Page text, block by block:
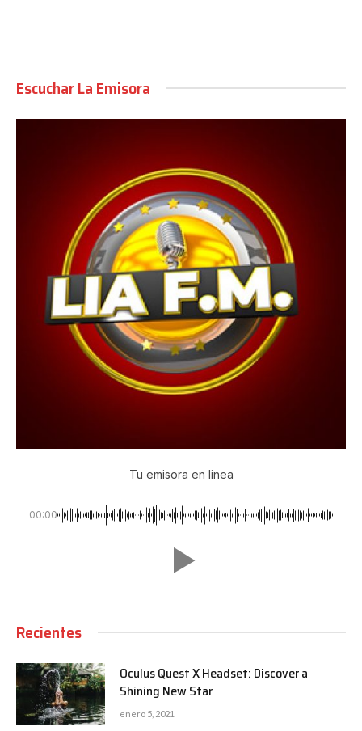
Escuchar La Emisora
Tu emisora en linea
00:00
Recientes
Oculus Quest X Headset: Discover a
Shining New Star
enero 5, 2021